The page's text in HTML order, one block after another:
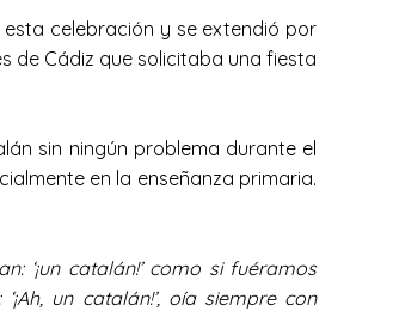
celebración y se extendió por
de Cádiz que solicitaba una fiesta
sin ningún problema durante el
en la enseñanza primaria.
‘¡un catalán!’ como si fuéramos
un catalán!’, oía siempre con